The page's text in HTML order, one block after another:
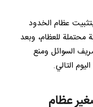
عظام الخدود
محتملة للعظام، وبعد
السوائل ومنع
التالي.
عظام